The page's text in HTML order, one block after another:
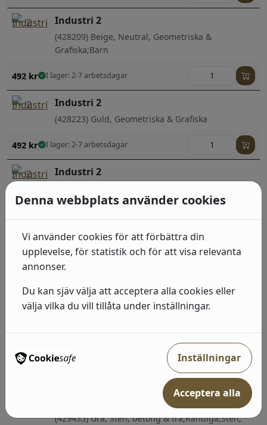
Industri 2
(428209) Beige, Neutral, Geometriska &
Grafiska;Barn
492 kr I lager: 2-7 arbetsdagar
Industri 2
(428223) Guld, Geometriska & Grafiska
492 kr I lager: 2-7 arbetsdagar
Industri 2
Industri 2
(514483) Grå, Neutral, Sten, betong & trä
492kr I lager: 2-7 arbetsdagar
(939316) Grå, Sten, betong & trä;Sten, betong &
(429435) Grå, Sten, betong & trä;Randiga;Sten,
Denna webbplats använder cookies
Vi använder cookies för att förbättra din
upplevelse, för statistik och för att visa relevanta
annonser.
Du kan sjäv välja att acceptera alla cookies eller
välja vilka du vill tillåta under inställningar.
Inställningar
Acceptera alla